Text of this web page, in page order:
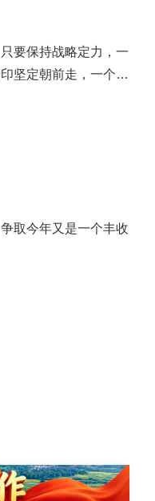
要保持战略定力，一
坚定朝前走，一个阶
取今年又是一个丰收